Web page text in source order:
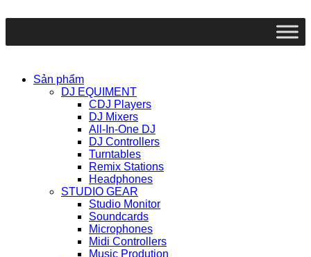
đến
dung
Sản phẩm
DJ EQUIMENT
CDJ Players
DJ Mixers
All-In-One DJ
DJ Controllers
Turntables
Remix Stations
Headphones
STUDIO GEAR
Studio Monitor
Soundcards
Microphones
Midi Controllers
Music Prodution